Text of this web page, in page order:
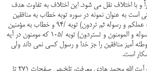
و با اختلاف نقل می شود. این اختلاف به تفاوت هدف
است به عنوان نمونه در سوره توبه خطاب به منافقین
چنین آمده است: (و سیری الله عملکم و رسوله ثم تردون) توبه /94 و خطاب به مؤمنین
آمده: (فسیری الله عملکم و رسوله و المومنون و تستردون) توبه /105 که مومنون در آیه
آمیز منافقین را جز خدا و رسول کسی نمی داند ولی
است.